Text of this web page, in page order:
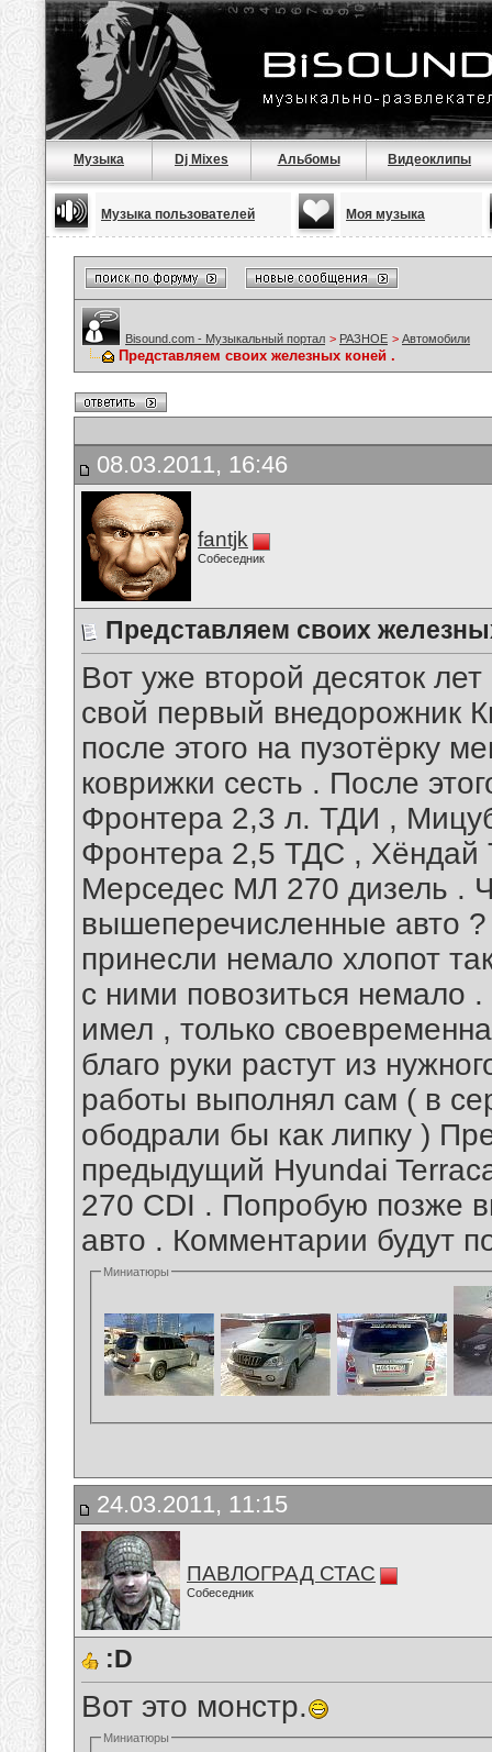
Музыка Dj Mixes Альбомы Видеоклипы
Музыка пользователей Моя музыка
Bisound.com - Музыкальный портал > РАЗНОЕ > Автомобили
Представляем своих железных коней .
08.03.2011, 16:46
fantjk
Собеседник
Представляем своих
Вот уже второй десяток
свой первый внедорожник
после этого на пузотёрку
коврижки сесть . После
Фронтера 2,3 л. ТДИ ,
Фронтера 2,5 ТДС , Хёндай
Мерседес МЛ 270 дизель .
вышеперечисленные авто
принесли немало хлопот
с ними повозиться немало
имел , только
благо руки растут из
работы выполнял сам ( в
ободрали бы как липку )
предыдущий Hyundai
270 CDI . Попробую позже
авто . Комментарии будут
Миниатюры
24.03.2011, 11:15
ПАВЛОГРАД СТАС
Собеседник
:D
Вот это монстр.
Миниатюры